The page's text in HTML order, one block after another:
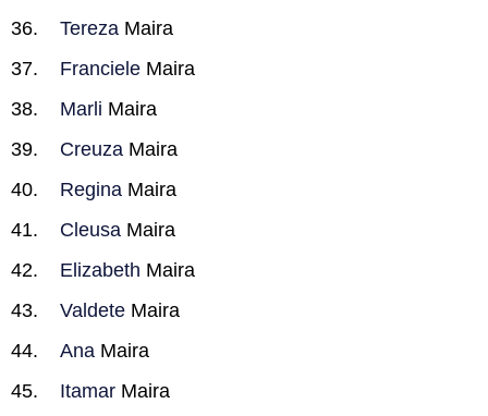
Tereza Maira
Franciele Maira
Marli Maira
Creuza Maira
Regina Maira
Cleusa Maira
Elizabeth Maira
Valdete Maira
Ana Maira
Itamar Maira